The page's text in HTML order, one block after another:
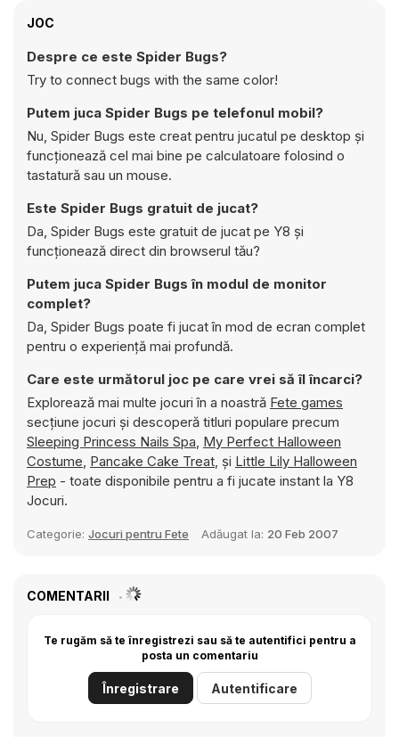
JOC
Despre ce este Spider Bugs?
Try to connect bugs with the same color!
Putem juca Spider Bugs pe telefonul mobil?
Nu, Spider Bugs este creat pentru jucatul pe desktop și
funcționează cel mai bine pe calculatoare folosind o
tastatură sau un mouse.
Este Spider Bugs gratuit de jucat?
Da, Spider Bugs este gratuit de jucat pe Y8 și
funcționează direct din browserul tău?
Putem juca Spider Bugs în modul de monitor
complet?
Da, Spider Bugs poate fi jucat în mod de ecran complet
pentru o experiență mai profundă.
Care este următorul joc pe care vrei să îl încarci?
Explorează mai multe jocuri în a noastră Fete games
secțiune jocuri și descoperă titluri populare precum
Sleeping Princess Nails Spa, My Perfect Halloween
Costume, Pancake Cake Treat, și Little Lily Halloween
Prep - toate disponibile pentru a fi jucate instant la Y8
Jocuri.
Categorie: Jocuri pentru Fete Adăugat la: 20 Feb 2007
COMENTARII
Te rugăm să te înregistrezi sau să te autentifici pentru a
posta un comentariu
Înregistrare Autentificare